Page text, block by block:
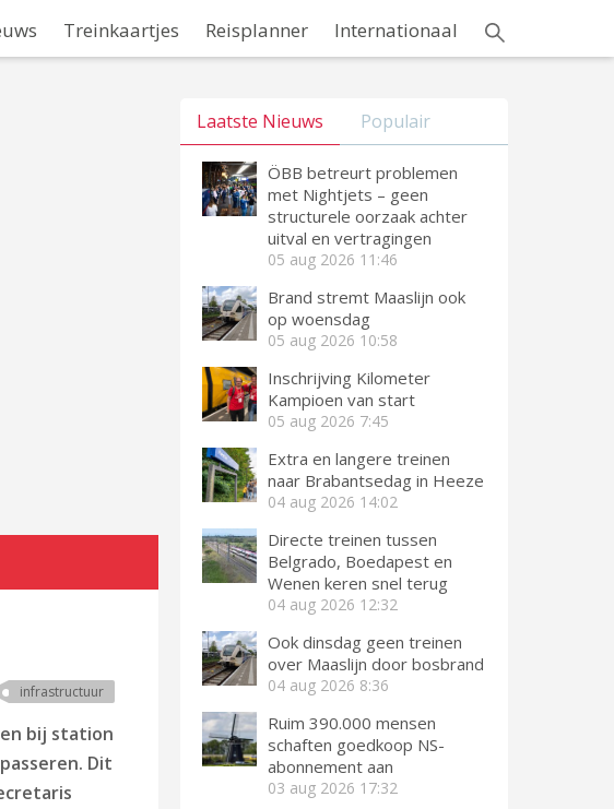
Treinkaartjes Reisplanner Internationaal
infrastructuur
bij station
Dit
Laatste Nieuws Populair
ÖBB betreurt problemen
met Nightjets – geen
structurele oorzaak achter
uitval en vertragingen
05 aug 2026 11:46
Brand stremt Maaslijn ook
op woensdag
05 aug 2026 10:58
Inschrijving Kilometer
Kampioen van start
05 aug 2026 7:45
Extra en langere treinen
naar Brabantsedag in Heeze
04 aug 2026 14:02
Directe treinen tussen
Belgrado, Boedapest en
Wenen keren snel terug
04 aug 2026 12:32
Ook dinsdag geen treinen
over Maaslijn door bosbrand
04 aug 2026 8:36
Ruim 390.000 mensen
schaften goedkoop NS-
abonnement aan
03 aug 2026 17:32